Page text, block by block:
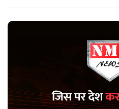
उपचार तथा गंभीर रूप से घायलों को
उच्च चिकित्सा केंद्रों में रेफर करने के